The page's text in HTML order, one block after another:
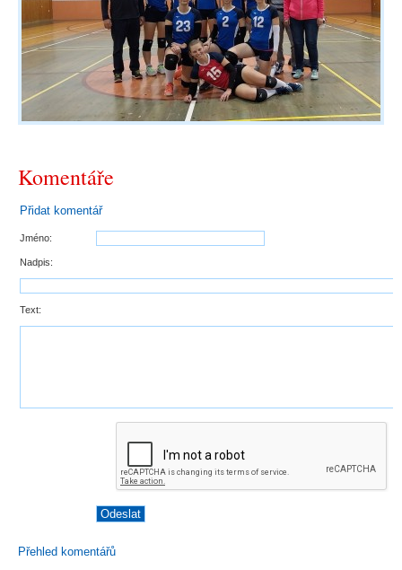
Komentáře
Přidat komentář
Jméno:
Nadpis:
Text:
Přehled komentářů